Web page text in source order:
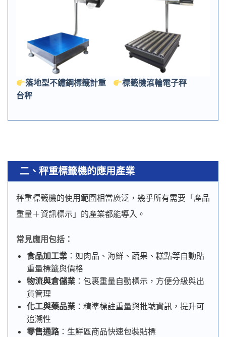
落地型不鏽鋼標籤計重
台秤
標籤機滾輪電子秤
二、秤重標籤機的應用產業
秤重標籤機的使用範圍相當廣泛，幾乎所有需要「產品
重量＋資訊標示」的產業都能導入。
常見應用包括：
食品加工業：如肉品、海鮮、蔬果、糕點等自動貼
重量標籤與價格
物流與倉儲業：包裹重量自動標示，方便分級與出
貨管理
化工與藥品業：精準標註重量與批號資訊，提升可
追溯性
零售通路：生鮮區商品快速包裝貼標